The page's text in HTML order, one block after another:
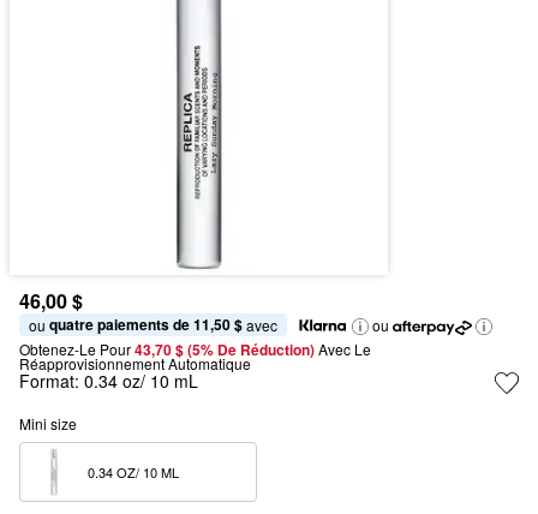
46,00 $
ou quatre paiements de 11,50 $ avec
ou
Obtenez-Le Pour43,70 $ (5% De Réduction) Avec Le
Réapprovisionnement Automatique
Format: 0.34 oz/ 10 mL
Mini size